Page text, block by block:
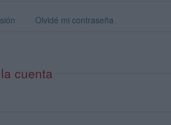
Olvidé mi contraseña
cuenta